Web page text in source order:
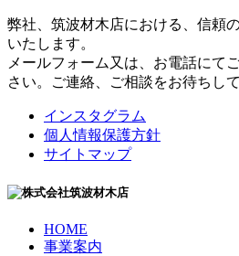
弊社、筑波材木店における、信頼
いたします。
メールフォーム又は、お電話にて
さい。ご連絡、ご相談をお待ちし
インスタグラム
個人情報保護方針
サイトマップ
HOME
事業案内